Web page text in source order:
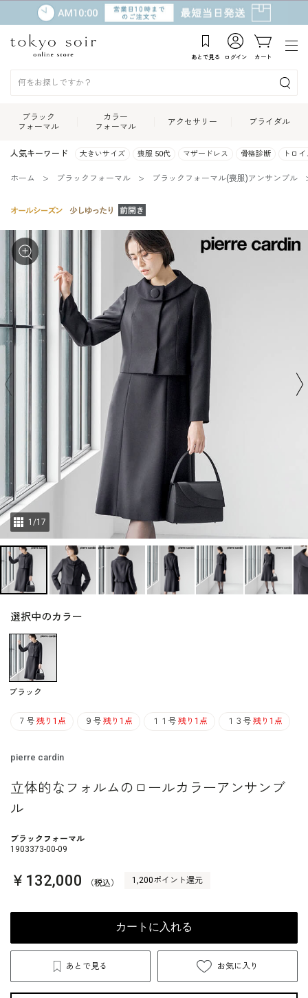
あとで見る ログイン カート
ブラック
フォーマル
カラー
フォーマル
アクセサリー ブライダル
人気キーワード 大きいサイズ 喪服 50代 マザードレス 骨格診断 トロ
ホーム ブラックフォーマル ブラックフォーマル(喪服)アンサンブル
1 /17
選択中のカラー
ブラック
７号 残り1点 ９号 残り1点 １１号 残り1点 １３号 残り1点
pierre cardin
立体的なフォルムのロールカラーアンサンブ
ル
ブラックフォーマル
1903373-00-09
￥132,000 （税込） 1,200ポイント還元
カートに入れる
あとで見る お気に入り